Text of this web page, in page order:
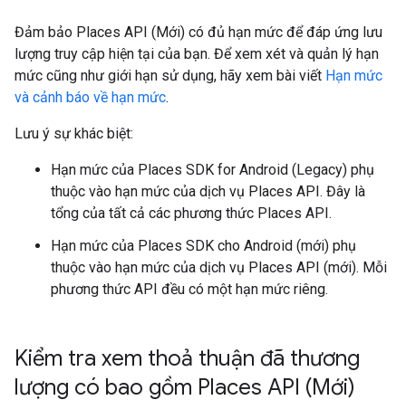
Đảm bảo Places API (Mới) có đủ hạn mức để đáp ứng lưu
lượng truy cập hiện tại của bạn. Để xem xét và quản lý hạn
mức cũng như giới hạn sử dụng, hãy xem bài viết Hạn mức
và cảnh báo về hạn mức.
Lưu ý sự khác biệt:
Hạn mức của Places SDK for Android (Legacy) phụ
thuộc vào hạn mức của dịch vụ Places API. Đây là
tổng của tất cả các phương thức Places API.
Hạn mức của Places SDK cho Android (mới) phụ
thuộc vào hạn mức của dịch vụ Places API (mới). Mỗi
phương thức API đều có một hạn mức riêng.
Kiểm tra xem thoả thuận đã thương
lượng có bao gồm Places API (Mới)